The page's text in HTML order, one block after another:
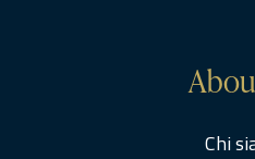
Chi